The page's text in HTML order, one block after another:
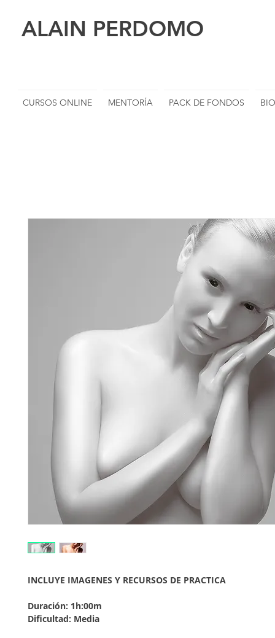
ALAIN PERDOMO
INCLUYE IMAGENES Y RECURSOS DE PRACTICA
Duración: 1h:00m
Dificultad: Media
CURSOS ONLINE MENTORÍA PACK DE FONDOS BIO